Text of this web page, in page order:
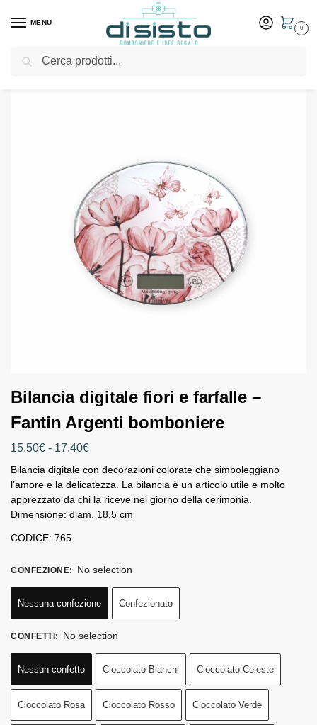
MENU
0
Home Shop Bomboniere
Bilancia digitale fiori e farfalle –
Fantin Argenti bomboniere
15,50€ - 17,40€
Bilancia digitale con decorazioni colorate che simboleggiano
l’amore e la delicatezza. La bilancia è un articolo utile e molto
apprezzato da chi la riceve nel giorno della cerimonia.
Dimensione: diam. 18,5 cm
CODICE: 765
CONFEZIONE: No selection
Nessuna confezione Confezionato
CONFETTI: No selection
Nessun confetto Cioccolato Bianchi Cioccolato Celeste
Cioccolato Rosa Cioccolato Rosso Cioccolato Verde